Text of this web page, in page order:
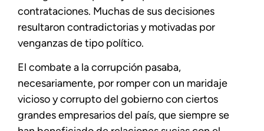
contrataciones. Muchas de sus decisiones
resultaron contradictorias y motivadas por
venganzas de tipo político.
El combate a la corrupción pasaba,
necesariamente, por romper con un maridaje
vicioso y corrupto del gobierno con ciertos
grandes empresarios del país, que siempre se